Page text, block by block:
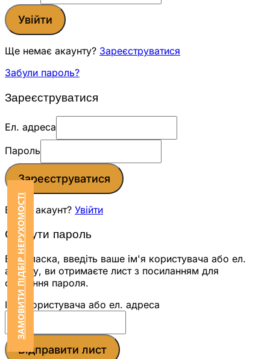
ЗАМОВИТИ ПІДБІР НЕРУХОМОСТІ
Увійти
Ще немає акаунту? Зареєструватися
Забули пароль?
Зареєструватися
Ел. адреса
Пароль
Зареєструватися
Вже є акаунт? Увійти
Скинути пароль
Будь ласка, введіть ваше ім'я користувача або ел.
адресу, ви отримаєте лист з посиланням для
скидання пароля.
Ім'я користувача або ел. адреса
Відправити лист